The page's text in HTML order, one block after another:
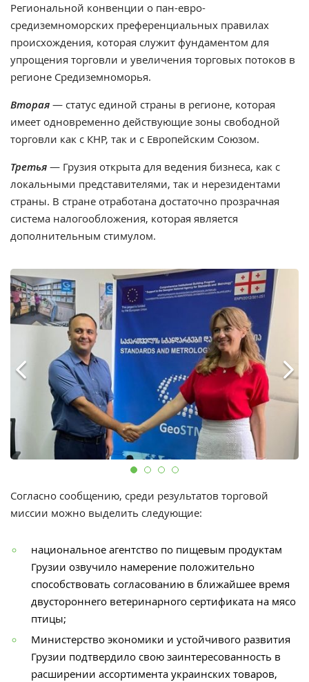
Региональной конвенции о пан-евро-
средиземноморских преференциальных правилах
происхождения, которая служит фундаментом для
упрощения торговли и увеличения торговых потоков в
регионе Средиземноморья.
Вторая — статус единой страны в регионе, которая
имеет одновременно действующие зоны свободной
торговли как с КНР, так и с Европейским Союзом.
Третья — Грузия открыта для ведения бизнеса, как с
локальными представителями, так и нерезидентами
страны. В стране отработана достаточно прозрачная
система налогообложения, которая является
дополнительным стимулом.
Согласно сообщению, среди результатов торговой
миссии можно выделить следующие:
национальное агентство по пищевым продуктам
Грузии озвучило намерение положительно
способствовать согласованию в ближайшее время
двустороннего ветеринарного сертификата на мясо
птицы;
Министерство экономики и устойчивого развития
Грузии подтвердило свою заинтересованность в
расширении ассортимента украинских товаров,